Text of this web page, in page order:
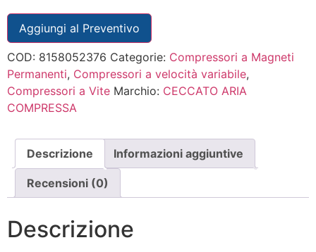
Aggiungi al Preventivo
COD: 8158052376 Categorie: Compressori a Magneti
Permanenti, Compressori a velocità variabile,
Compressori a Vite Marchio: CECCATO ARIA
COMPRESSA
Descrizione Informazioni aggiuntive
Recensioni (0)
Descrizione